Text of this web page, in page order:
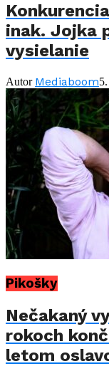
inak. Jojka
vysielanie
Autor Mediaboom
Pikošky
Nečakaný
rokoch
letom